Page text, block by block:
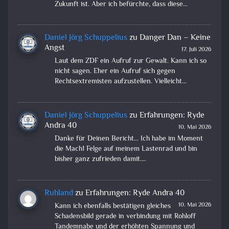
Zukunft ist. Aber ich befürchte, dass diese…
Daniel Jörg Schuppeliuszu Danger Dan – Keine
Angst
17. Juli 2026
Laut dem ZDF ein Aufruf zur Gewalt. Kann ich so
nicht sagen. Eher ein Aufruf sich gegen
Rechtsextremisten aufzustellen. Vielleicht…
Daniel Jörg Schuppeliuszu Erfahrungen: Ryde
Andra 40
10. Mai 2026
Danke für Deinen Bericht... Ich habe im Moment
die Mach1 Felge auf meinem Lastenrad und bin
bisher ganz zufrieden damit.…
Ruhlandzu Erfahrungen: Ryde Andra 40
10. Mai 2026
Kann ich ebenfalls bestätigen gleiches
Schadensbild gerade in verbindung mit Rohloff